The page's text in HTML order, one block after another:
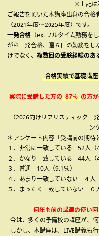
※上記は
ご報告を頂いた本講座出身の合
（2021年度～2025年度）です。
一発合格 （ex. フルタイム勤務を
がら一発合格、週６日の勤務をし
けでなく、 複数回の受験経験のあ
合格実績で基礎講
実際に受講した方の 87％ の方
（2026向けリアリスティック
ン
＊アンケート内容「受講前の期待
１．非常に一致している 52人（
２．かなり一致している 44人（
３．普通 10人（9.1％）
４．あまり一致していない ４人
５．まったく一致していない ０
何年も前の講義の使い
今は、多くの予備校の講座が、
しかし、本講座は、LIVE講義も